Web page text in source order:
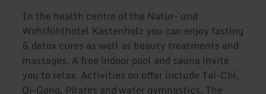
In the health centre of the Natur- und
Wohlfühlhotel Kastenholz you can enjoy fasting
& detox cures as well as beauty treatments and
massages. A free indoor pool and sauna invite
you to relax. Activities on offer include Tai-Chi,
Qi-Gong, Pilates and water gymnastics. The